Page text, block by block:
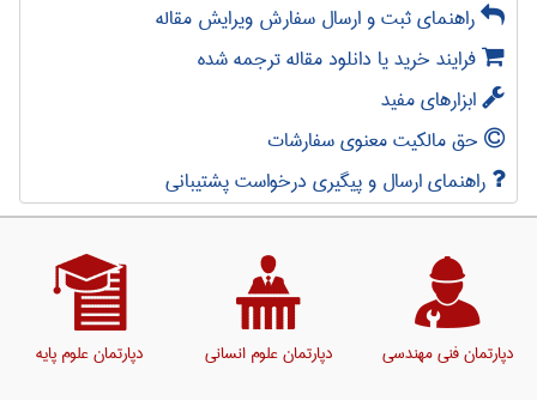
راهنمای ثبت و ارسال سفارش ویرایش مقاله
فرایند خرید یا دانلود مقاله ترجمه شده
ابزارهای مفید
حق مالکیت معنوی سفارشات
راهنمای ارسال و پیگیری درخواست پشتیبانی
دپارتمان فنی مهندسی دپارتمان علوم انسانی دپارتمان علوم پایه